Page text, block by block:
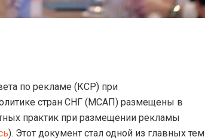
по рекламе (КСР) при
стран СНГ (МСАП) размещены в
практик при размещении рекламы
). Этот документ стал одной из главных тем